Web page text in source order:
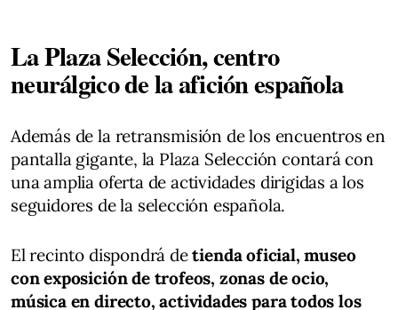
La Plaza Selección, centro
neurálgico de la afición española
Además de la retransmisión de los encuentros en
pantalla gigante, la Plaza Selección contará con
una amplia oferta de actividades dirigidas a los
seguidores de la selección española.
El recinto dispondrá detienda oficial, museo
con exposición de trofeos, zonas de ocio,
música en directo, actividades para todos los